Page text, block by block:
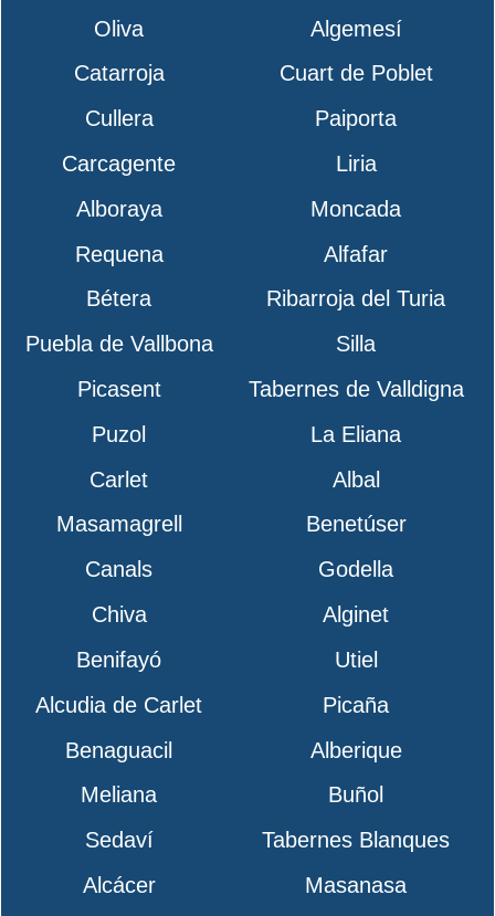
Oliva
Algemesí
Catarroja
Cuart de Poblet
Cullera
Paiporta
Carcagente
Liria
Alboraya
Moncada
Requena
Alfafar
Bétera
Ribarroja del Turia
Puebla de Vallbona
Silla
Picasent
Tabernes de Valldigna
Puzol
La Eliana
Carlet
Albal
Masamagrell
Benetúser
Canals
Godella
Chiva
Alginet
Benifayó
Utiel
Alcudia de Carlet
Picaña
Benaguacil
Alberique
Meliana
Buñol
Sedaví
Tabernes Blanques
Alcácer
Masanasa